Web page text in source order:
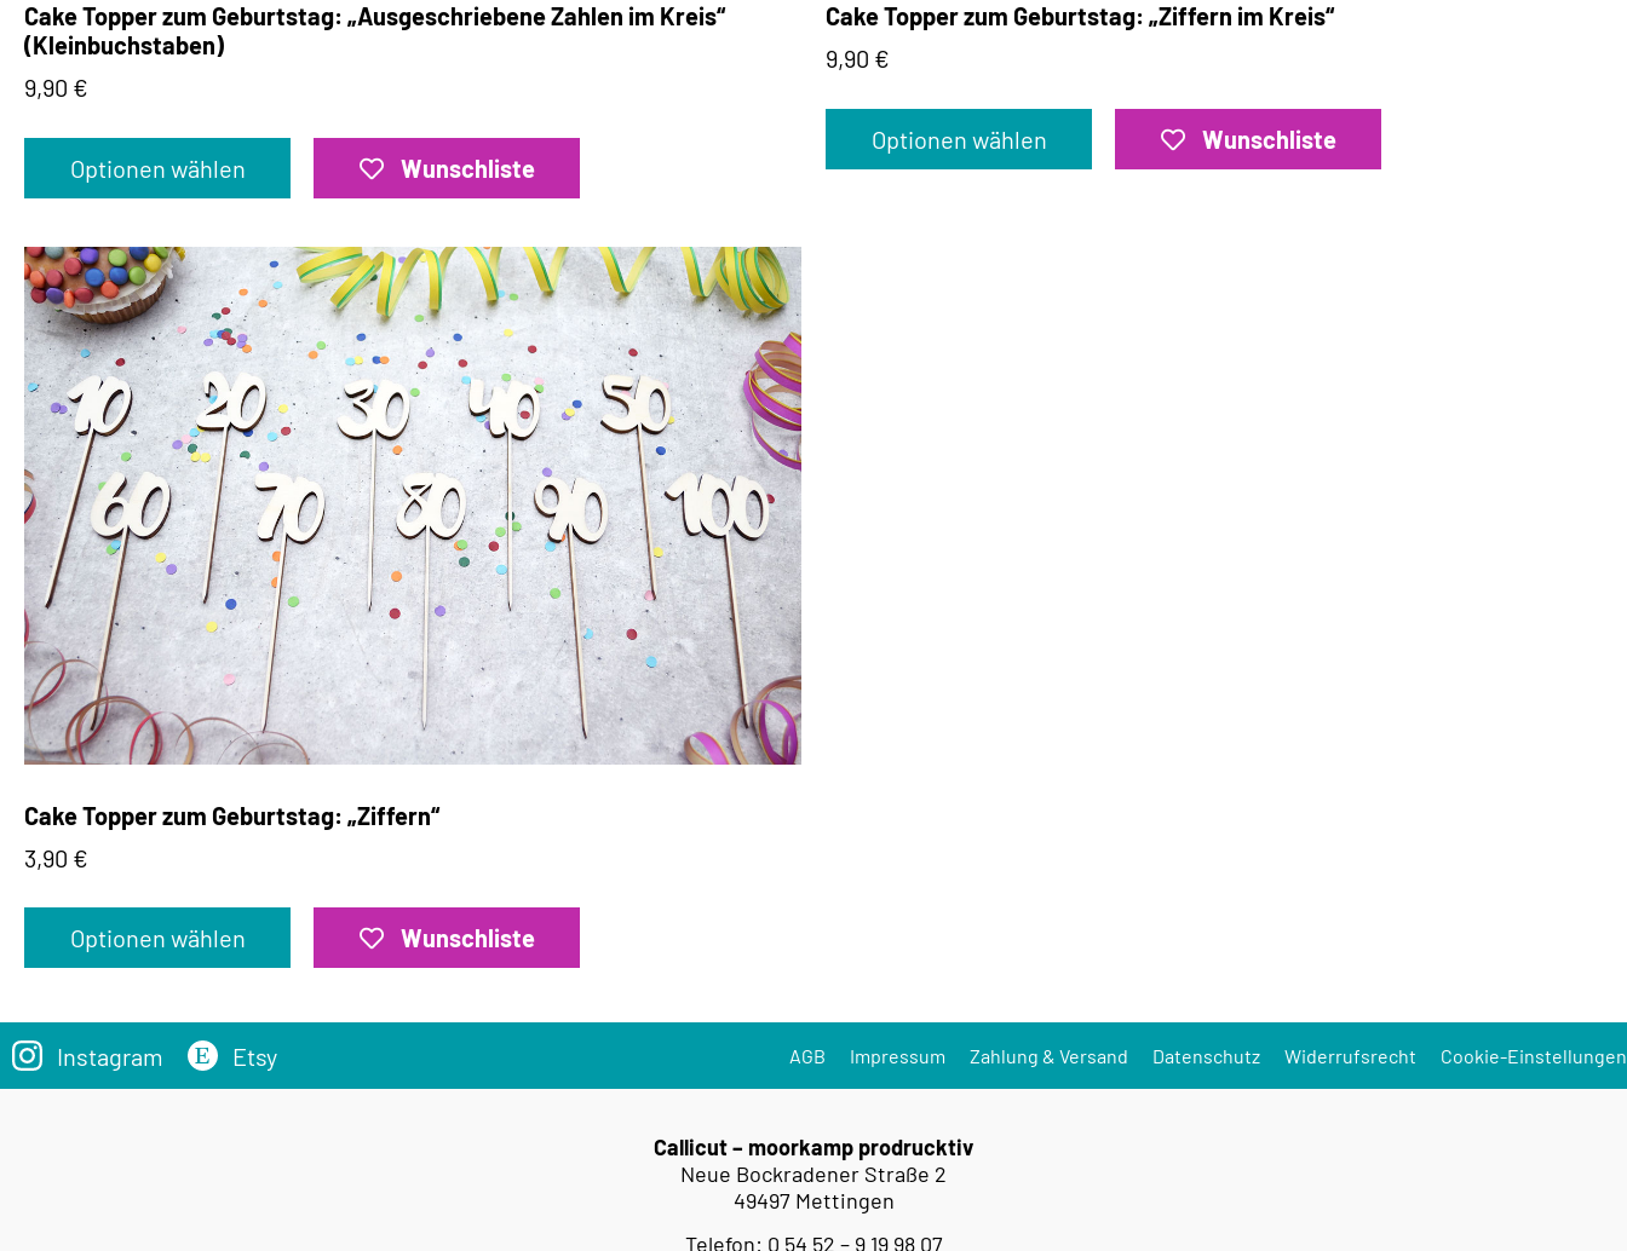
Cake Topper zum Geburtstag: „Ausgeschriebene Zahlen im Kreis“
(Kleinbuchstaben)
9,90 €
Optionen wählen Wunschliste
Cake Topper zum Geburtstag: „Ziffern im Kreis“
9,90 €
Optionen wählen Wunschliste
Cake Topper zum Geburtstag: „Ziffern“
3,90 €
Optionen wählen Wunschliste
Instagram Etsy AGB Impressum Zahlung & Versand Datenschutz Widerrufsrecht Cookie-Einstellungen
Callicut – moorkamp prodrucktiv
Neue Bockradener Straße 2
49497 Mettingen
Telefon: 0 54 52 – 9 19 98 07